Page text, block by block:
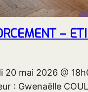
–
20 mai 2026 @
: Gwenaëlle